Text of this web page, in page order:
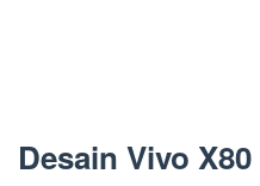
Desain Vivo